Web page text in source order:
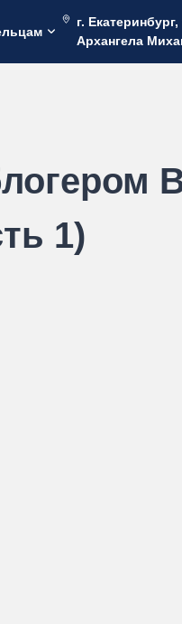
г. Екатеринбург,
Архангела
1)